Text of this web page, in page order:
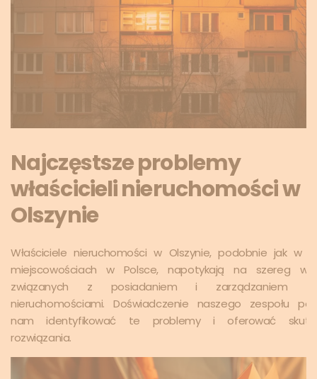
Najczęstsze problemy
właścicieli nieruchomości w
Olszynie
Właściciele nieruchomości w Olszynie, podobnie jak w
miejscowościach w Polsce, napotykają na szereg
związanych z posiadaniem i zarządzaniem
nieruchomościami. Doświadczenie naszego zespołu
nam identyfikować te problemy i oferować
rozwiązania.